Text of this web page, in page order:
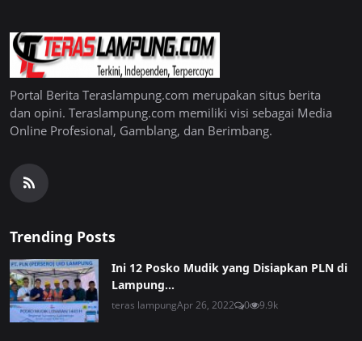
Portal Berita Teraslampung.com merupakan situs berita
dan opini. Teraslampung.com memiliki visi sebagai Media
Online Profesional, Gamblang, dan Berimbang.
Trending Posts
Ini 12 Posko Mudik yang Disiapkan PLN di
Lampung...
teras lampungApr 26, 2022 0 9.9k